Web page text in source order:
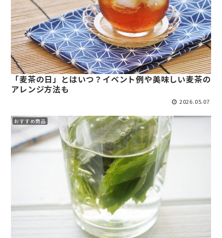
「麦茶の日」とはいつ？イベント例や美味しい麦茶の
アレンジ方法も
2026.05.07
おすすめ商品